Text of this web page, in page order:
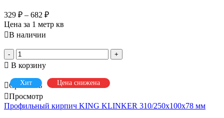
329 ₽ – 682 ₽
Цена за 1 метр кв
В наличии
- +
В корзину
Хит Цена снижена
Сравнить
Просмотр
Профильный кирпич KING KLINKER 310/250x100x78 мм